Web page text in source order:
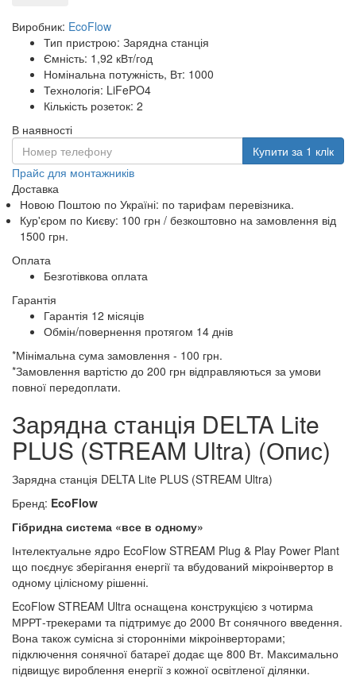
Виробник: EcoFlow
Тип пристрою: Зарядна станція
Ємність: 1,92 кВт/год
Номінальна потужність, Вт: 1000
Технологія: LiFePO4
Кількість розеток: 2
В наявності
Купити за 1 клiк
Прайс для монтажників
Доставка
Новою Поштою по Україні: по тарифам перевізника.
Кур'єром по Києву: 100 грн / безкоштовно на замовлення від
1500 грн.
Оплата
Безготівкова оплата
Гарантія
Гарантія 12 місяців
Обмін/повернення протягом 14 днів
*Мінімальна сума замовлення - 100 грн.
*Замовлення вартістю до 200 грн відправляються за умови
повної передоплати.
Зарядна станція DELTA Lite
PLUS (STREAM Ultra) (Опис)
Зарядна станція DELTA Lite PLUS (STREAM Ultra)
Бренд: EcoFlow
Гібридна система «все в одному»
Інтелектуальне ядро EcoFlow STREAM Plug & Play Power Plant
що поєднує зберігання енергії та вбудований мікроінвертор в
одному цілісному рішенні.
EcoFlow STREAM Ultra оснащена конструкцією з чотирма
МРРТ-трекерами та підтримує до 2000 Вт сонячного введення.
Вона також сумісна зі сторонніми мікроінверторами;
підключення сонячної батареї додає ще 800 Вт. Максимально
підвищує вироблення енергії з кожної освітленої ділянки.